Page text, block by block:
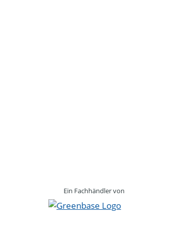
Ein Fachhändler von